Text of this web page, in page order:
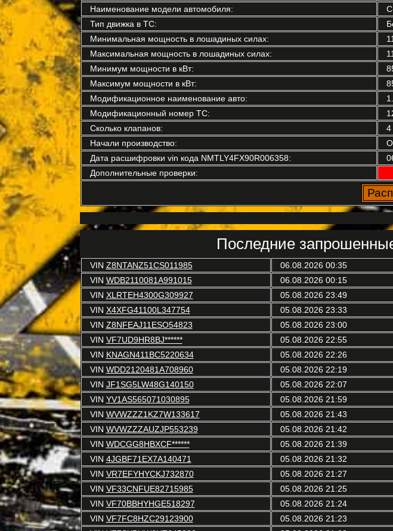
Наименование модели автомобиля:
Тип движка в ТС:
Минимальная мощность в лошадиных силах:
Максимальная мощность в лошадиных силах:
Минимум мощности в кВт:
Максимум мощности в кВт:
Модификационное наименование авто:
Модификационный номер ТС:
Сколько клапанов:
4
Начали производство:
Дата расшифровки vin кода NMTLY4FX90R006358:
Дополнительные проверки:
Последние
VIN Z8NTANZ51CS011985 06.08.2026 00:35
VIN WDB2110081A991015 06.08.2026 00:15
VIN XLRTEH4300G309927 05.08.2026 23:49
VIN X4XFG41100L347754 05.08.2026 23:33
VIN Z8NFEAJ11ESO54823 05.08.2026 23:00
VIN VF7UD9HR8BJ****** 05.08.2026 22:55
VIN KNAGN411BC5220634 05.08.2026 22:26
VIN WDD2120481A708960 05.08.2026 22:19
VIN JF1SG5LW48G140150 05.08.2026 22:07
VIN YV1AS565071030895 05.08.2026 21:59
VIN WVWZZZ1KZ7W133617 05.08.2026 21:43
VIN WVWZZZAUZJP553239 05.08.2026 21:42
VIN WDCGG8HBXCF****** 05.08.2026 21:39
VIN 4JGBF71EX7A140471 05.08.2026 21:32
VIN VR7EFYHYCKJ732870 05.08.2026 21:27
VIN VF33CNFUE82715985 05.08.2026 21:25
VIN VF70BBHYHGE518297 05.08.2026 21:24
VIN VF7FC8HZC29123900 05.08.2026 21:23